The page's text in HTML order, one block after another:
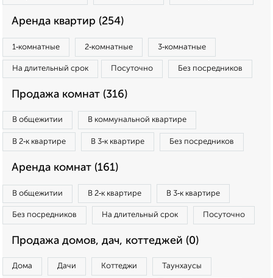
Аренда квартир (254)
1‑комнатные 2‑комнатные 3‑комнатные
На длительный срок Посуточно Без посредников
Продажа комнат (316)
В общежитии В коммунальной квартире
В 2‑к квартире В 3‑к квартире Без посредников
Аренда комнат (161)
В общежитии В 2‑к квартире В 3‑к квартире
Без посредников На длительный срок Посуточно
Продажа домов, дач, коттеджей (0)
Дома Дачи Коттеджи Таунхаусы